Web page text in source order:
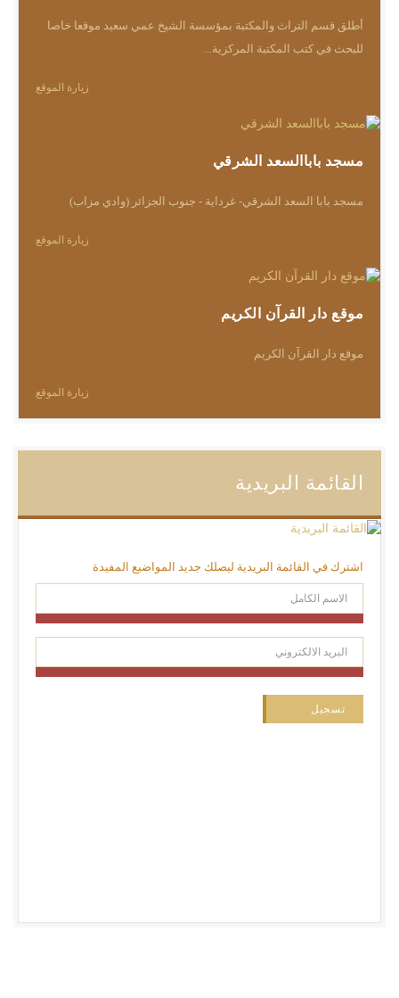
أطلق قسم التراث والمكتبة بمؤسسة الشيخ عمي سعيد موقعا خاصا
للبحث في كتب المكتبة المركزية...
زيارة الموقع
مسجد باباالسعد الشرقي
مسجد بابا السعد الشرقي- غرداية - جنوب الجزائر (وادي مزاب)
زيارة الموقع
موقع دار القرآن الكريم
موقع دار القرآن الكريم
زيارة الموقع
القائمة البريدية
اشترك في القائمة البريدية ليصلك جديد المواضيع المفيدة